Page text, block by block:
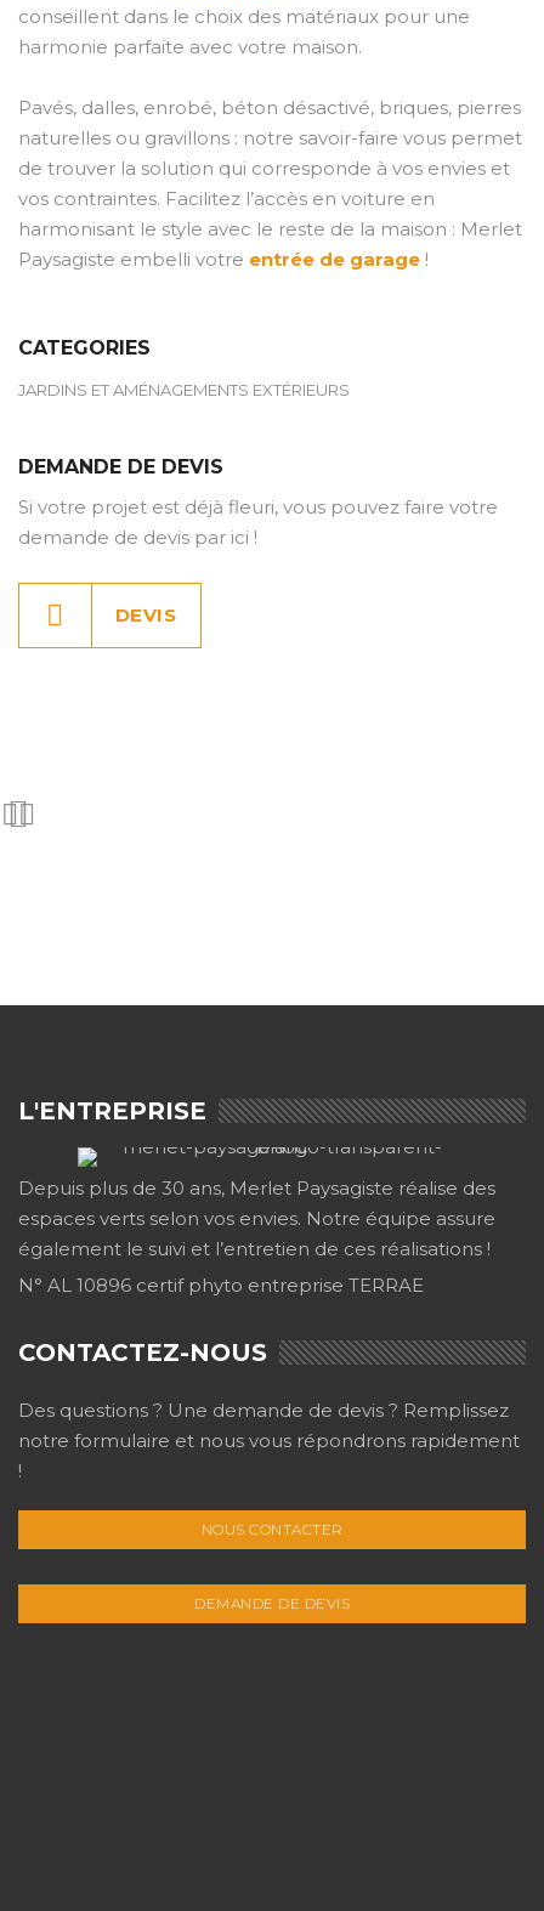
conseillent dans le choix des matériaux pour une
harmonie parfaite avec votre maison.
Pavés, dalles, enrobé, béton désactivé, briques, pierres
naturelles ou gravillons : notre savoir-faire vous permet
de trouver la solution qui corresponde à vos envies et
vos contraintes. Facilitez l’accès en voiture en
harmonisant le style avec le reste de la maison : Merlet
Paysagiste embelli votre entrée de garage !
CATEGORIES
JARDINS ET AMÉNAGEMENTS EXTÉRIEURS
DEMANDE DE DEVIS
Si votre projet est déjà fleuri, vous pouvez faire votre
demande de devis par ici !
DEVIS
L'ENTREPRISE
Depuis plus de 30 ans, Merlet Paysagiste réalise des
espaces verts selon vos envies. Notre équipe assure
également le suivi et l’entretien de ces réalisations !
N° AL 10896 certif phyto entreprise TERRAE
CONTACTEZ-NOUS
Des questions ? Une demande de devis ? Remplissez
notre formulaire et nous vous répondrons rapidement
!
NOUS CONTACTER
DEMANDE DE DEVIS